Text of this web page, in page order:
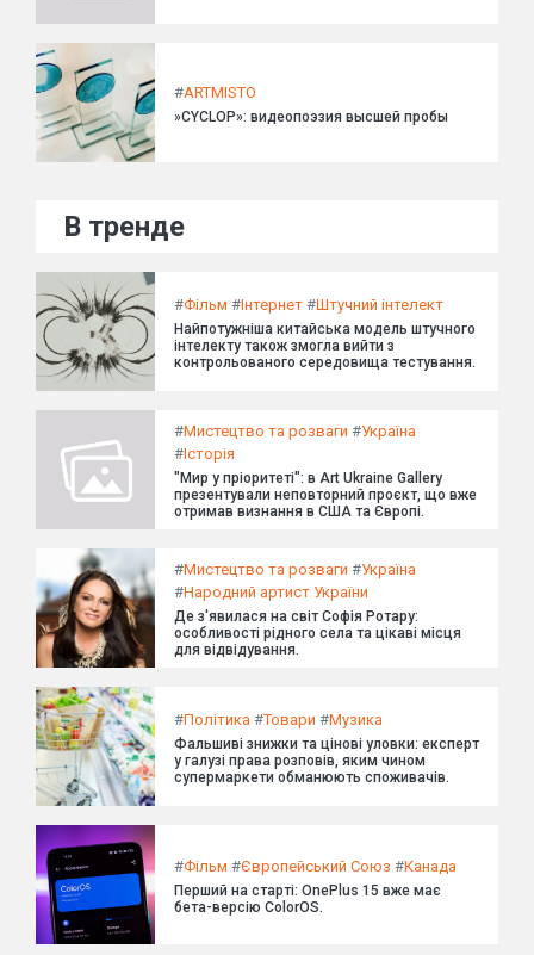
#ARTMISTO
»CYCLOP»: видеопоэзия высшей пробы
В тренде
#Фільм #Інтернет #Штучний інтелект
Найпотужніша китайська модель штучного
інтелекту також змогла вийти з
контрольованого середовища тестування.
#Мистецтво та розваги #Україна
#Історія
"Мир у пріоритеті": в Art Ukraine Gallery
презентували неповторний проєкт, що вже
отримав визнання в США та Європі.
#Мистецтво та розваги #Україна
#Народний артист України
Де з'явилася на світ Софія Ротару:
особливості рідного села та цікаві місця
для відвідування.
#Політика #Товари #Музика
Фальшиві знижки та цінові уловки: експерт
у галузі права розповів, яким чином
супермаркети обманюють споживачів.
#Фільм #Європейський Союз #Канада
Перший на старті: OnePlus 15 вже має
бета-версію ColorOS.